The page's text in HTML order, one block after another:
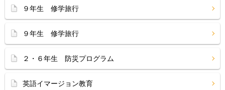
９年生 修学旅行
９年生 修学旅行
２・６年生 防災プログラム
英語イマージョン教育